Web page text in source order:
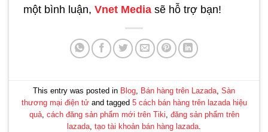
một bình luận, Vnet Media sẽ hỗ trợ bạn!
This entry was posted in Blog Bán hàng trên Lazada Sàn
thương mại điện tửand tagged 5 cách bán hàng trên lazada hiệu
quả, cách đăng sản phẩm mới trên Tiki đăng sản phẩm trên
lazada tạo tài khoản bán hàng lazada